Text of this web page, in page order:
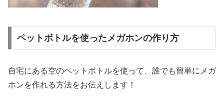
ペットボトルを使ったメガホンの作り方
自宅にある空のペットボトルを使って、誰でも簡単にメガ
ホンを作れる方法をお伝えします！